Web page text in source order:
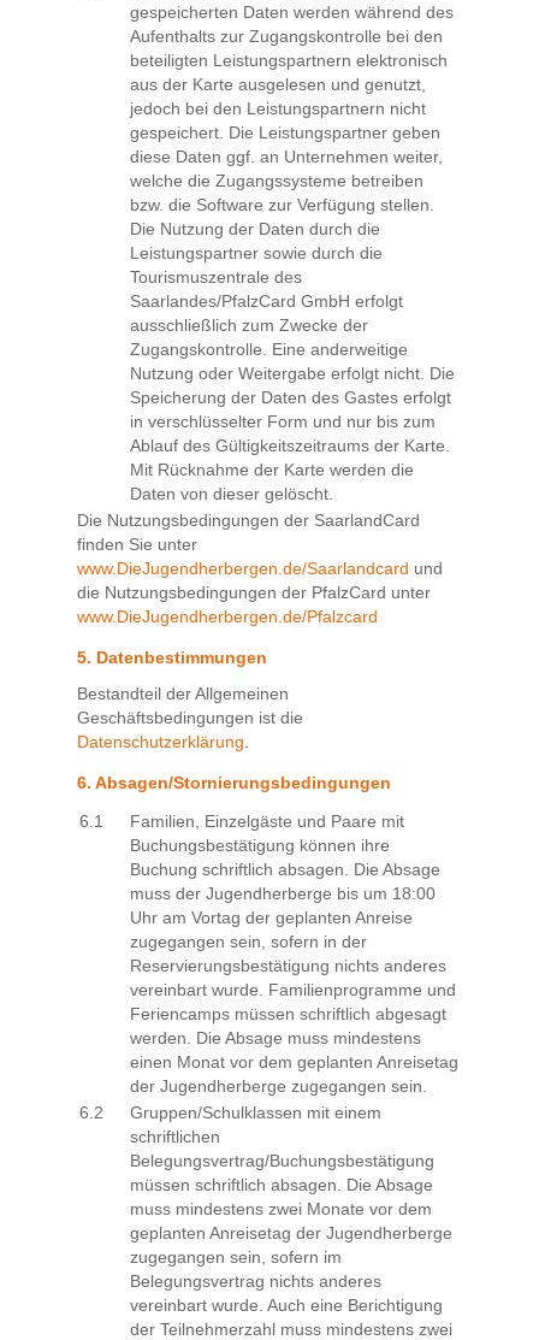
gespeicherten Daten werden während des
Aufenthalts zur Zugangskontrolle bei den
beteiligten Leistungspartnern elektronisch
aus der Karte ausgelesen und genutzt,
jedoch bei den Leistungspartnern nicht
gespeichert. Die Leistungspartner geben
diese Daten ggf. an Unternehmen weiter,
welche die Zugangssysteme betreiben
bzw. die Software zur Verfügung stellen.
Die Nutzung der Daten durch die
Leistungspartner sowie durch die
Tourismuszentrale des
Saarlandes/PfalzCard GmbH erfolgt
ausschließlich zum Zwecke der
Zugangskontrolle. Eine anderweitige
Nutzung oder Weitergabe erfolgt nicht. Die
Speicherung der Daten des Gastes erfolgt
in verschlüsselter Form und nur bis zum
Ablauf des Gültigkeitszeitraums der Karte.
Mit Rücknahme der Karte werden die
Daten von dieser gelöscht.
Die Nutzungsbedingungen der SaarlandCard
finden Sie unter
www.DieJugendherbergen.de/Saarlandcard und
die Nutzungsbedingungen der PfalzCard unter
www.DieJugendherbergen.de/Pfalzcard
5. Datenbestimmungen
Bestandteil der Allgemeinen
Geschäftsbedingungen ist die
Datenschutzerklärung
6. Absagen/Stornierungsbedingungen
6.1
Familien, Einzelgäste und Paare mit
Buchungsbestätigung können ihre
Buchung schriftlich absagen. Die Absage
muss der Jugendherberge bis um 18:00
Uhr am Vortag der geplanten Anreise
zugegangen sein, sofern in der
Reservierungsbestätigung nichts anderes
vereinbart wurde. Familienprogramme und
Feriencamps müssen schriftlich abgesagt
werden. Die Absage muss mindestens
einen Monat vor dem geplanten Anreisetag
der Jugendherberge zugegangen sein.
6.2
Gruppen/Schulklassen mit einem
schriftlichen
Belegungsvertrag/Buchungsbestätigung
müssen schriftlich absagen. Die Absage
muss mindestens zwei Monate vor dem
geplanten Anreisetag der Jugendherberge
zugegangen sein, sofern im
Belegungsvertrag nichts anderes
vereinbart wurde. Auch eine Berichtigung
der Teilnehmerzahl muss mindestens zwei